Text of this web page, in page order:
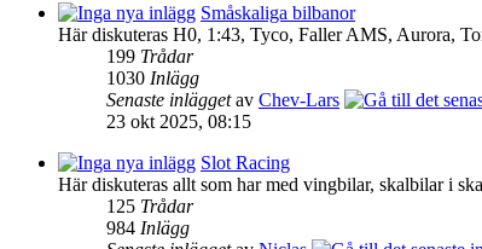
Småskaliga bilbanor
Här diskuteras H0, 1:43, Tyco, Faller AMS, Aurora,
199 Trådar
1030 Inlägg
Senaste inläggetav Chev-Lars
23 okt 2025, 08:15
Slot Racing
Här diskuteras allt som har med vingbilar, skalbilar i
125 Trådar
984 Inlägg